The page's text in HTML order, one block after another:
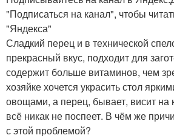
"Подписаться на канал", чтобы
"Яндекса"
Сладкий перец и в технической
прекрасный вкус, подходит для
содержит больше витаминов, чем
хозяйке хочется украсить стол
овощами, а перец, бывает, висит на
всё никак не поспеет. В чём же
с этой проблемой?